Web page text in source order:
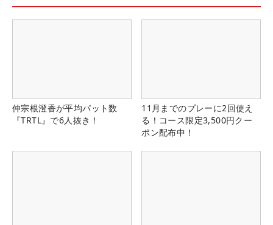
仲宗根澄香が平均パット数
『TRTL』で6人抜き！
11月までのプレーに2回使え
る！コース限定3,500円クー
ポン配布中！